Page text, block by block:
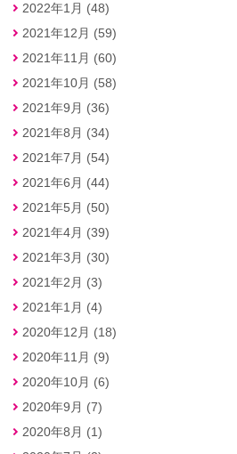
2022年1月 (48)
2021年12月 (59)
2021年11月 (60)
2021年10月 (58)
2021年9月 (36)
2021年8月 (34)
2021年7月 (54)
2021年6月 (44)
2021年5月 (50)
2021年4月 (39)
2021年3月 (30)
2021年2月 (3)
2021年1月 (4)
2020年12月 (18)
2020年11月 (9)
2020年10月 (6)
2020年9月 (7)
2020年8月 (1)